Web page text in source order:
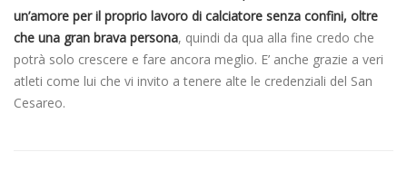
un’amore per il proprio lavoro di calciatore senza confini, oltre
che una gran brava persona, quindi da qua alla fine credo che
potrà solo crescere e fare ancora meglio. E’ anche grazie a veri
atleti come lui che vi invito a tenere alte le credenziali del San
Cesareo.